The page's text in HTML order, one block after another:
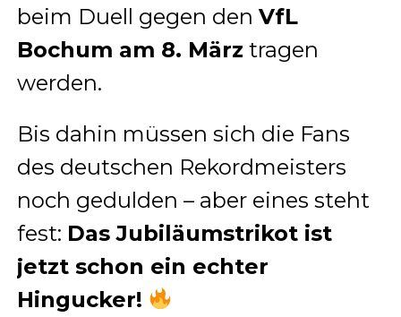
beim Duell gegen den VfL
Bochum am 8. März tragen
werden.
Bis dahin müssen sich die Fans
des deutschen Rekordmeisters
noch gedulden – aber eines steht
fest: Das Jubiläumstrikot ist
jetzt schon ein echter
Hingucker!